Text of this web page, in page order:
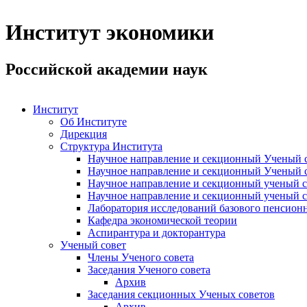
Институт экономики
Российской академии наук
Институт
Об Институте
Дирекция
Структура Института
Научное направление и секционный Ученый
Научное направление и секционный Ученый
Научное направление и секционный ученый
Научное направление и секционный ученый
Лаборатория исследований базового
Кафедра экономической теории
Аспирантура и докторантура
Ученый совет
Члены Ученого совета
Заседания Ученого совета
Архив
Заседания секционных Ученых советов